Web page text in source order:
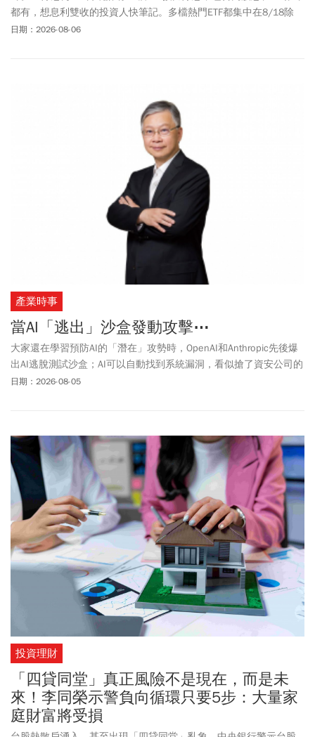
都有，想息利雙收的投資人快筆記。多檔熱門ETF都集中在8/18除
息，包含00878、00929、00891、00980A，最後買進日落在
日期：2026-08-06
產業時事
當AI「逃出」沙盒發動攻擊⋯
大家還在學習預防AI的「潛在」攻勢時，OpenAI和Anthropic先後爆
出AI逃脫測試沙盒；AI可以自動找到系統漏洞，看似搶了資安公司的
工作，實際上也是產業的契機。
日期：2026-08-05
投資理財
「四貸同堂」真正風險不是現在，而是未
來！李同榮示警負向循環只要5步：大量家
庭財富將受損